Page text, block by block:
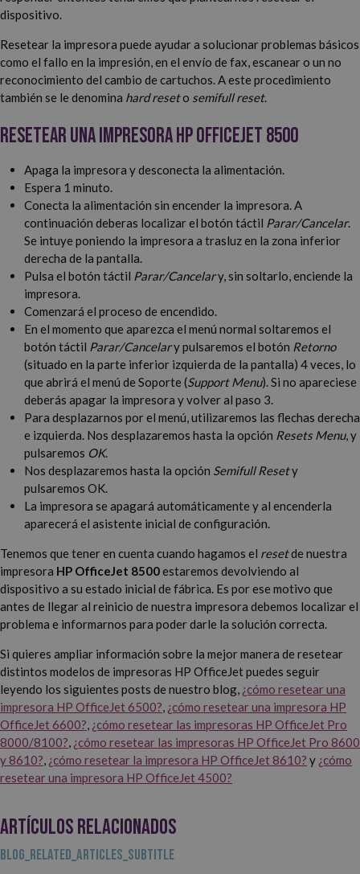
dispositivo.
Resetear la impresora puede ayudar a solucionar problemas básicos
como el fallo en la impresión, en el envío de fax, escanear o un no
reconocimiento del cambio de cartuchos. A este procedimiento
también se le denomina hard reseto semifull reset.
Resetear una impresora HP OfficeJet 8500
Apaga la impresora y desconecta la alimentación.
Espera 1 minuto.
Conecta la alimentación sin encender la impresora. A
continuación deberas localizar el botón táctil Parar/Cancelar.
Se intuye poniendo la impresora a trasluz en la zona inferior
derecha de la pantalla.
Pulsa el botón táctil Parar/Cancelary, sin soltarlo, enciende la
impresora.
Comenzará el proceso de encendido.
En el momento que aparezca el menú normal soltaremos el
botón táctil Parar/Cancelary pulsaremos el botón Retorno
(situado en la parte inferior izquierda de la pantalla) 4 veces, lo
que abrirá el menú de Soporte (Support Menu). Si no apareciese
deberás apagar la impresora y volver al paso 3.
Para desplazarnos por el menú, utilizaremos las flechas derecha
e izquierda. Nos desplazaremos hasta la opción Resets Menu, y
pulsaremos OK.
Nos desplazaremos hasta la opción Semifull Resety
pulsaremos OK.
La impresora se apagará automáticamente y al encenderla
aparecerá el asistente inicial de configuración.
Tenemos que tener en cuenta cuando hagamos el resetde nuestra
impresora HP OfficeJet 8500estaremos devolviendo al
dispositivo a su estado inicial de fábrica. Es por ese motivo que
antes de llegar al reinicio de nuestra impresora debemos localizar el
problema e informarnos para poder darle la solución correcta.
Si quieres ampliar información sobre la mejor manera de resetear
distintos modelos de impresoras HP OfficeJet puedes seguir
leyendo los siguientes posts de nuestro blog, ¿cómo resetear una
impresora HP OfficeJet 6500?, ¿cómo resetear una impresora HP
OfficeJet 6600?, ¿cómo resetear las impresoras HP OfficeJet Pro
8000/8100?, ¿cómo resetear las impresoras HP OfficeJet Pro 8600
y 8610?, ¿cómo resetear la impresora HP OfficeJet 8610? y ¿cómo
resetear una impresora HP OfficeJet 4500?
ARTÍCULOS RELACIONADOS
BLOG_RELATED_ARTICLES_SUBTITLE